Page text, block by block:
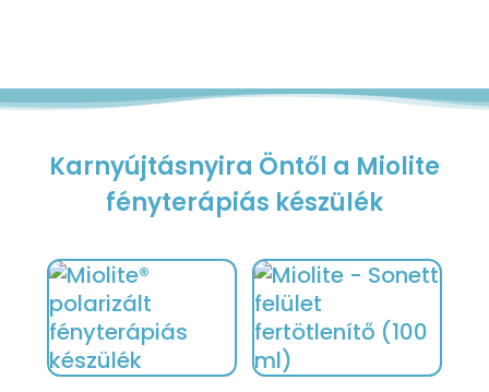
Karnyújtásnyira Öntől a Miolite
fényterápiás készülék